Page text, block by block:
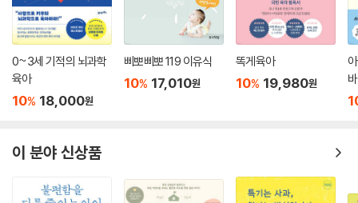
0~3세 기적의 뇌과학
육아
10% 18,000원
삐뽀삐뽀 119 이유식
10% 17,010원
똑게육아
10% 19,980원
이 분야 신상품